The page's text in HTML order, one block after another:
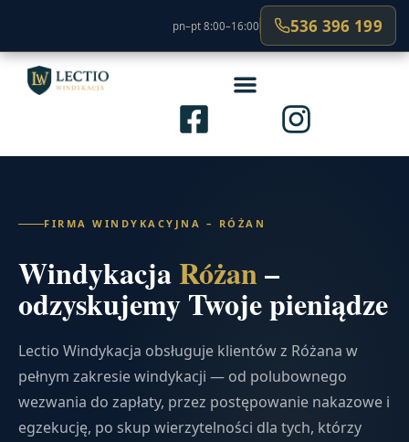
pn–pt 8:00–16:00 536 396 199
FIRMA WINDYKACYJNA – RÓŻAN
WindykacjaRóżan–
odzyskujemy Twoje pieniądze
Lectio Windykacja obsługuje klientów z Różana w
pełnym zakresie windykacji — od polubownego
wezwania do zapłaty, przez postępowanie nakazowe i
egzekucję, po skup wierzytelności dla tych, którzy